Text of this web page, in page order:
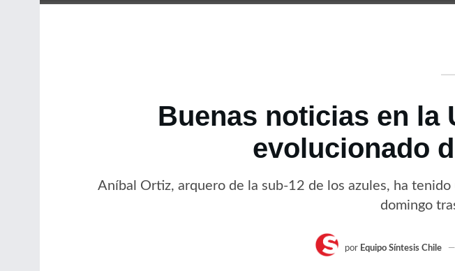
Buenas noticias en la
evolucionado
Aníbal Ortiz, arquero de la sub-12 de los azules, ha
domingo
por Equipo Síntesis Chile